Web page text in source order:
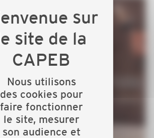
Nous utilisons
des cookies pour
faire fonctionner
le site, mesurer
son audience et